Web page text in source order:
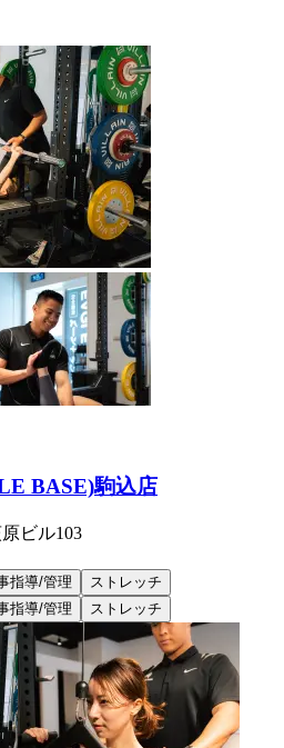
BASE)駒込店
ビル103
指導/管理
ストレッチ
指導/管理 ストレッチ